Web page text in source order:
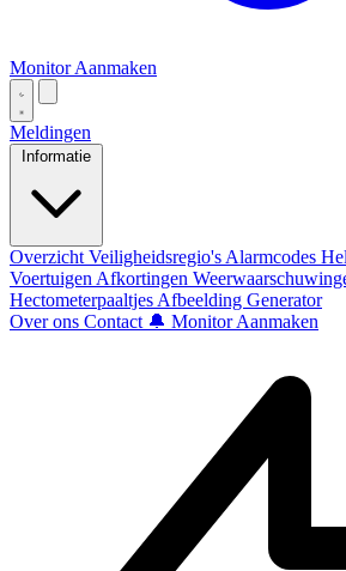
Monitor Aanmaken
Meldingen
Informatie
Overzicht Veiligheidsregio's Alarmcodes
Voertuigen Afkortingen
Hectometerpaaltjes Afbeelding Generator
Over ons Contact 🔔 Monitor Aanmaken